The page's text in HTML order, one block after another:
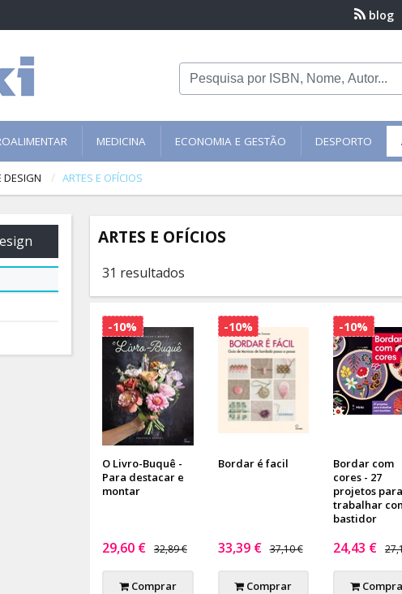
blog
MEDICINA ECONOMIA E GESTÃO DESPORTO
DESIGN ARTES E OFÍCIOS
ARTES E OFÍCIOS
31 resultados
O Livro-Buquê -
Para destacar e
montar
29,60 € 32,89 €
Comprar
-10%
Bordar é facil
33,39 € 37,10 €
Comprar
-10%
Bordar com
cores - 27
projetos para
trabalhar
bastidor
24,43 €
-10%